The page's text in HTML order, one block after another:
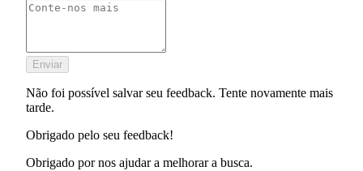
Enviar
Não foi possível salvar seu feedback. Tente novamente mais
tarde.
Obrigado pelo seu feedback!
Obrigado por nos ajudar a melhorar a busca.